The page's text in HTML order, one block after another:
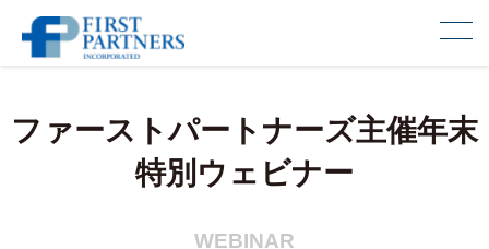
ファーストパートナーズ主催年末
特別ウェビナー
WEBINAR